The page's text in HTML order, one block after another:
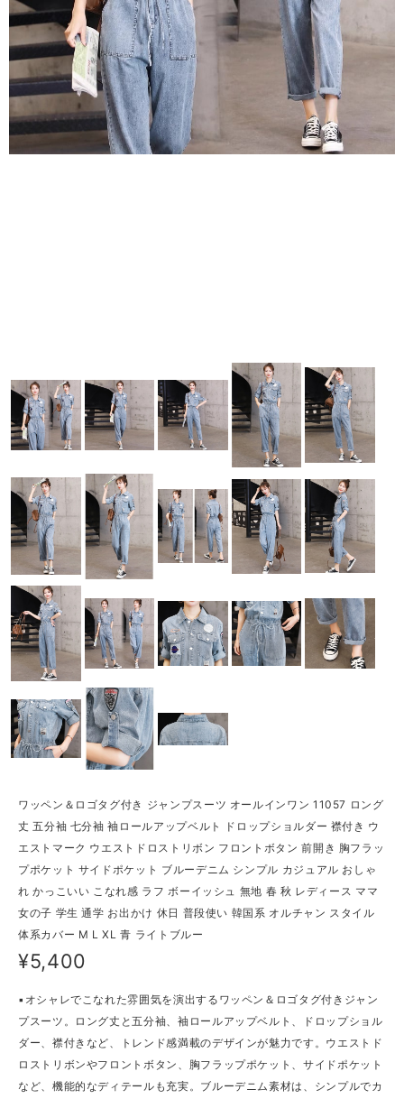
ワッペン＆ロゴタグ付き ジャンプスーツ オールインワン 11057 ロング
丈 五分袖 七分袖 袖ロールアップベルト ドロップショルダー 襟付き ウ
エストマーク ウエストドロストリボン フロントボタン 前開き 胸フラッ
プポケット サイドポケット ブルーデニム シンプル カジュアル おしゃ
れ かっこいい こなれ感 ラフ ボーイッシュ 無地 春 秋 レディース ママ
女の子 学生 通学 お出かけ 休日 普段使い 韓国系 オルチャン スタイル
体系カバー M L XL 青 ライトブルー
¥5,400
▪オシャレでこなれた雰囲気を演出するワッペン＆ロゴタグ付きジャン
プスーツ。ロング丈と五分袖、袖ロールアップベルト、ドロップショル
ダー、襟付きなど、トレンド感満載のデザインが魅力です。ウエストド
ロストリボンやフロントボタン、胸フラップポケット、サイドポケット
など、機能的なディテールも充実。ブルーデニム素材は、シンプルでカ